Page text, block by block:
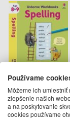
Usborne
8-9
Jane
5.95 €
Používame
Môžeme ich
zlepšenie našich
a na poskytovanie
cookies používame